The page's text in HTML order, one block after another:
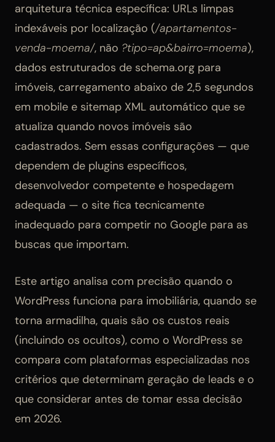
arquitetura técnica específica: URLs limpas
indexáveis por localização (/apartamentos-
venda-moema/, não ?tipo=ap&bairro=moema),
dados estruturados de schema.org para
imóveis, carregamento abaixo de 2,5 segundos
em mobile e sitemap XML automático que se
atualiza quando novos imóveis são
cadastrados. Sem essas configurações — que
dependem de plugins específicos,
desenvolvedor competente e hospedagem
adequada — o site fica tecnicamente
inadequado para competir no Google para as
buscas que importam.
Este artigo analisa com precisão quando o
WordPress funciona para imobiliária, quando se
torna armadilha, quais são os custos reais
(incluindo os ocultos), como o WordPress se
compara com plataformas especializadas nos
critérios que determinam geração de leads e o
que considerar antes de tomar essa decisão
em 2026.